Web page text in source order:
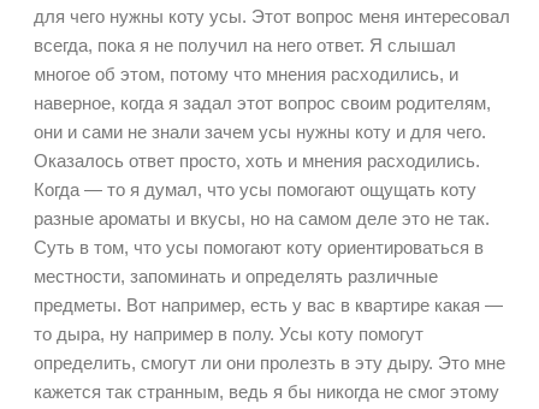
для чего нужны коту усы. Этот вопрос меня интересовал
всегда, пока я не получил на него ответ. Я слышал
многое об этом, потому что мнения расходились, и
наверное, когда я задал этот вопрос своим родителям,
они и сами не знали зачем усы нужны коту и для чего.
Оказалось ответ просто, хоть и мнения расходились.
Когда — то я думал, что усы помогают ощущать коту
разные ароматы и вкусы, но на самом деле это не так.
Суть в том, что усы помогают коту ориентироваться в
местности, запоминать и определять различные
предметы. Вот например, есть у вас в квартире какая —
то дыра, ну например в полу. Усы коту помогут
определить, смогут ли они пролезть в эту дыру. Это мне
кажется так странным, ведь я бы никогда не смог этому